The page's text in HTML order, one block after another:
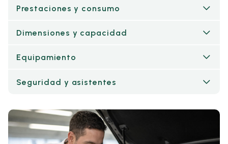
Prestaciones y consumo
Dimensiones y capacidad
Equipamiento
Seguridad y asistentes